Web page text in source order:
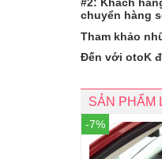
#2: Khách
chuyển hàng
Tham khảo
Đến với otoK
SẢN PHẨM
-7%